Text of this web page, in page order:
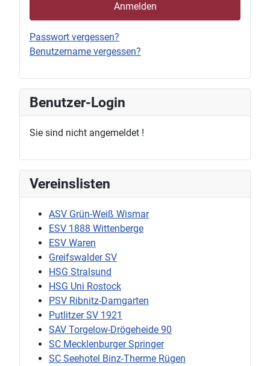
Anmelden
Passwort vergessen?
Benutzername vergessen?
Benutzer-Login
Sie sind nicht angemeldet !
Vereinslisten
ASV Grün-Weiß Wismar
ESV 1888 Wittenberge
ESV Waren
Greifswalder SV
HSG Stralsund
HSG Uni Rostock
PSV Ribnitz-Damgarten
Putlitzer SV 1921
SAV Torgelow-Drögeheide 90
SC Mecklenburger Springer
SC Seehotel Binz-Therme Rügen